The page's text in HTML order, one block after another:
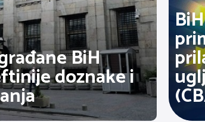
BiH
doznake i